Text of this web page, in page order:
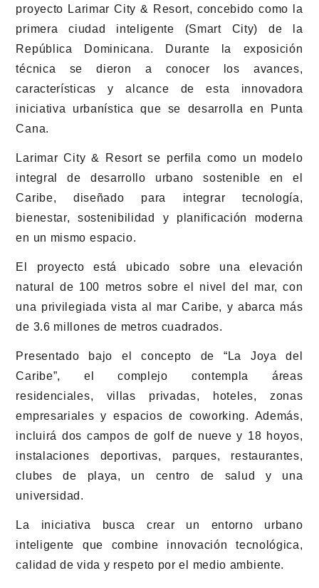
proyecto Larimar City & Resort, concebido como la
primera ciudad inteligente (Smart City) de la
República Dominicana. Durante la exposición
técnica se dieron a conocer los avances,
características y alcance de esta innovadora
iniciativa urbanística que se desarrolla en Punta
Cana.
Larimar City & Resort se perfila como un modelo
integral de desarrollo urbano sostenible en el
Caribe, diseñado para integrar tecnología,
bienestar, sostenibilidad y planificación moderna
en un mismo espacio.
El proyecto está ubicado sobre una elevación
natural de 100 metros sobre el nivel del mar, con
una privilegiada vista al mar Caribe, y abarca más
de 3.6 millones de metros cuadrados.
Presentado bajo el concepto de “La Joya del
Caribe”, el complejo contempla áreas
residenciales, villas privadas, hoteles, zonas
empresariales y espacios de coworking. Además,
incluirá dos campos de golf de nueve y 18 hoyos,
instalaciones deportivas, parques, restaurantes,
clubes de playa, un centro de salud y una
universidad.
La iniciativa busca crear un entorno urbano
inteligente que combine innovación tecnológica,
calidad de vida y respeto por el medio ambiente.